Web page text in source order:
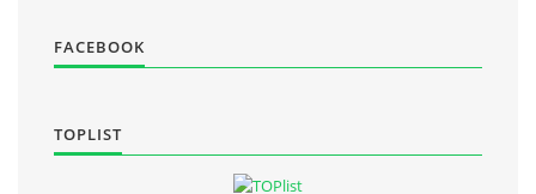
© 2026 eStránky.cz |RSS
FACEBOOK
TOPLIST